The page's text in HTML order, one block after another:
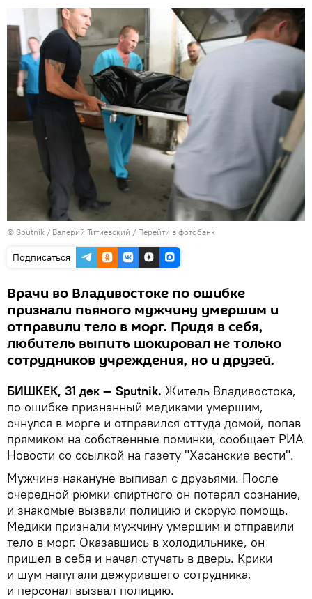
© Sputnik / Валерий Титиевский / Перейти в фотобанк
Подписаться
Врачи во Владивостоке по ошибке
признали пьяного мужчину умершим и
отправили тело в морг. Придя в себя,
любитель выпить шокировал не только
сотрудников учреждения, но и друзей.
БИШКЕК, 31 дек — Sputnik. Житель Владивостока,
по ошибке признанный медиками умершим,
очнулся в морге и отправился оттуда домой, попав
прямиком на собственные поминки, сообщает РИА
Новости со ссылкой на газету "Хасанские вести".
Мужчина накануне выпивал с друзьями. После
очередной рюмки спиртного он потерял сознание,
и знакомые вызвали полицию и скорую помощь.
Медики признали мужчину умершим и отправили
тело в морг. Оказавшись в холодильнике, он
пришел в себя и начал стучать в дверь. Крики
и шум напугали дежурившего сотрудника,
и персонал вызвал полицию.